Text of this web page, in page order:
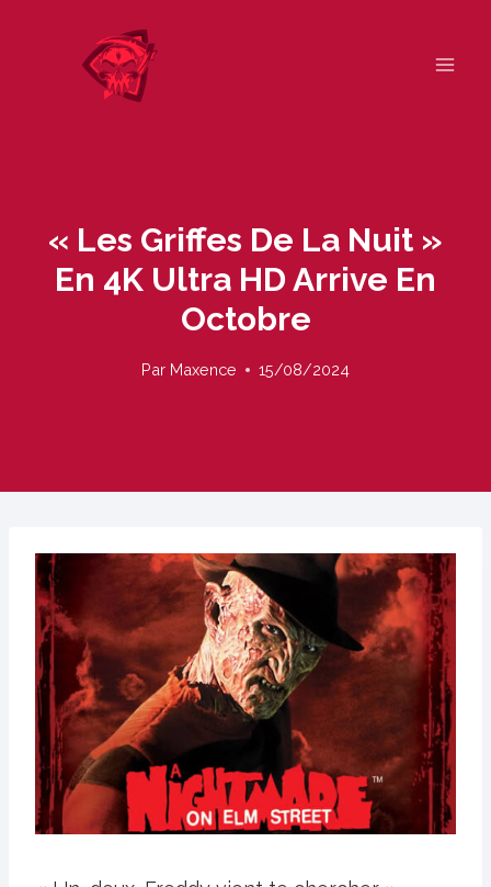
« Les Griffes De La Nuit »
En 4K Ultra HD Arrive En
Octobre
Par Maxence 15/08/2024